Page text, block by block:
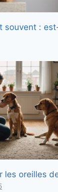
souvent :
les oreilles